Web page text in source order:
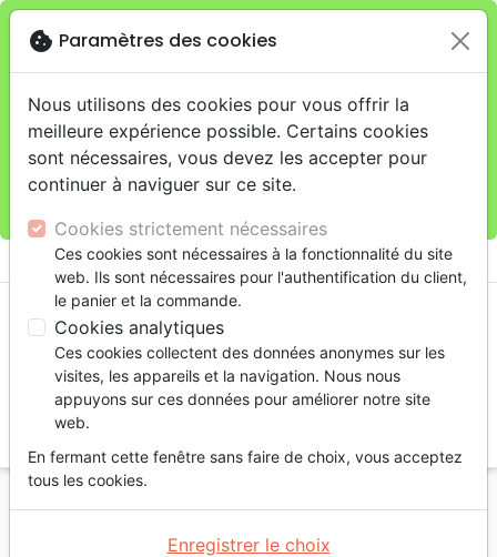
Je veux retirer ma commande au 11 rue de Rive,
Genèveclose
warningCette boutique en ligne est limitée au retrait en
magasin.
Pour les livraisons à domicile, veuillez passer vos
commandes sur la boutique La Maison de la Bible
shopping_cart
Accueil Bibles
Nouveaux Testaments
Allemand NGÜ NT + Psaumes - modèle mini broché
cookie Paramètres des cookies
Nous utilisons des cookies pour vous offrir la
meilleure expérience possible. Certains cookies
sont nécessaires, vous devez les accepter pour
continuer à naviguer sur ce site.
Cookies strictement nécessaires
Ces cookies sont nécessaires à la fonctionnalité du site
web. Ils sont nécessaires pour l'authentification du client,
le panier et la commande.
Cookies analytiques
Ces cookies collectent des données anonymes sur les
visites, les appareils et la navigation. Nous nous
appuyons sur ces données pour améliorer notre site
web.
En fermant cette fenêtre sans faire de choix, vous acceptez
tous les cookies.
Enregistrer le choix